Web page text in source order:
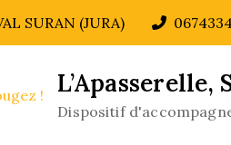
SURAN (JURA)
L’Apasserelle,
Dispositif